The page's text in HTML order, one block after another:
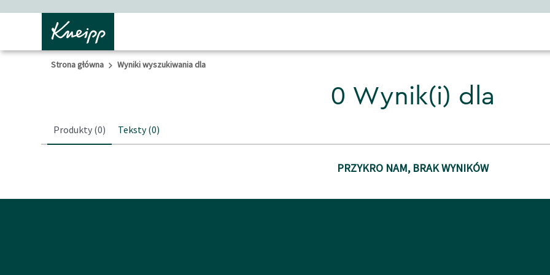
Strona główna Wyniki wyszukiwania dla
0 Wynik(i) dla
Produkty (0) Teksty(0)
PRZYKRO NAM, BRAK WYNIKÓW